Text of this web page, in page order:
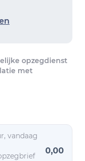
opzegdienst
met
vandaag
0,00